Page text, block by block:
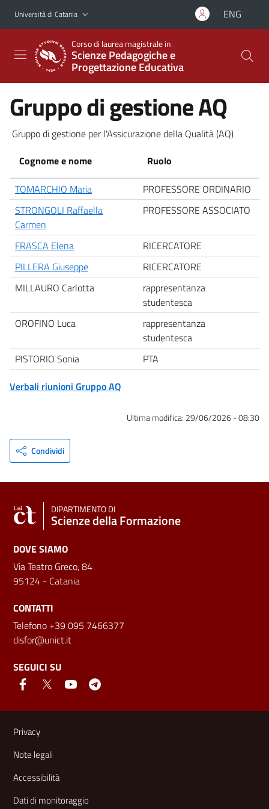
Vai al contenuto principale
Vai al menu di navigazione
Università di Catania ENG
Corso di laurea magistrale in
Scienze Pedagogiche e
Progettazione Educativa
Gruppo di gestione AQ
Gruppo di gestione per l'Assicurazione della Qualità (AQ)
Cognome e nome
Ruolo
TOMARCHIO Maria
PROFESSORE ORDINARIO
STRONGOLI Raffaella
Carmen
PROFESSORE ASSOCIATO
FRASCA Elena
RICERCATORE
PILLERA Giuseppe
RICERCATORE
MILLAURO Carlotta
rappresentanza
studentesca
OROFINO Luca
rappresentanza
studentesca
PISTORIO Sonia
PTA
Verbali riunioni Gruppo AQ
Ultima modifica: 29/06/2026 - 08:30
Condividi
DIPARTIMENTO DI
Scienze della Formazione
DOVE SIAMO
Via Teatro Greco, 84
95124 - Catania
CONTATTI
Telefono +39 095 7466377
disfor@unict.it
SEGUICI SU
Link e informazioni utili
Privacy
Note legali
Accessibilità
Dati di monitoraggio